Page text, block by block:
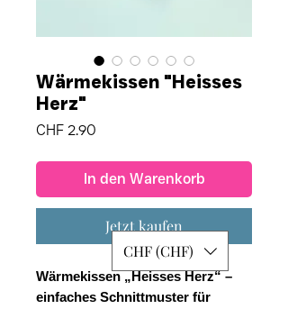
Wärmekissen "Heisses
Herz"
CHF 2.90
In den Warenkorb
Jetzt kaufen
Wärmekissen „Heisses Herz“ –
einfaches Schnittmuster für
CHF (CHF)